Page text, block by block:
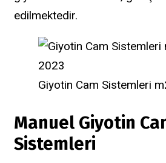
edilmektedir.
Giyotin Cam Sistemleri
Manuel Giyotin
Sistemleri